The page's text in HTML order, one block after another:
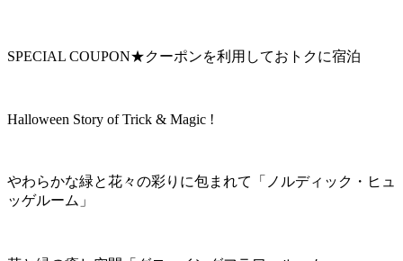
SPECIAL COUPON★クーポンを利用しておトクに宿泊
Halloween Story of Trick & Magic !
やわらかな緑と花々の彩りに包まれて「ノルディック・ヒュ
ッゲルーム」